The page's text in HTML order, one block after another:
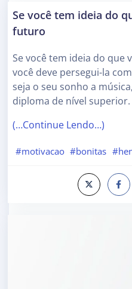
Se você tem ideia do
futuro
Se você tem ideia do que
você deve persegui-la
seja o seu sonho a
diploma de nível
(…Continue Lendo…)
#motivacao #bonitas